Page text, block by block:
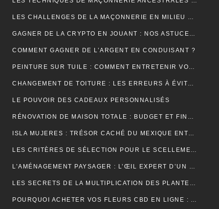
LES CHALLENGES DE LA MAÇONNERIE EN MILIEU URBAIN
GAGNER DE LA CRYPTO EN JOUANT : NOS ASTUCES ET PIÈGES À ÉVITER !
COMMENT GAGNER DE L’ARGENT EN CONDUISANT ?
PEINTURE SUR TUILE : COMMENT ENTRETENIR VOTRE TOITURE APRÈS L’APPLICATION ?
CHANGEMENT DE TOITURE : LES ERREURS À ÉVITER
LE POUVOIR DES CADEAUX PERSONNALISÉS
RÉNOVATION DE MAISON TOTALE : BUDGET ET FINANCEMENT
ISLA MUJERES : TRÉSOR CACHÉ DU MEXIQUE ENTRE PLAGES DE RÊVE ET AVENTURES TROPICALES
LES CRITÈRES DE SÉLECTION POUR LE SCELLEMENT DE TUILE DE RIVE
L’AMÉNAGEMENT PAYSAGER : L’ŒIL EXPERT D’UN JARDINIER
LES SECRETS DE LA MULTIPLICATION DES PLANTES PAR UN JARDINIER
POURQUOI ACHETER VOS FLEURS CBD EN LIGNE : AVANTAGES, BIENFAITS ET CONSEILS